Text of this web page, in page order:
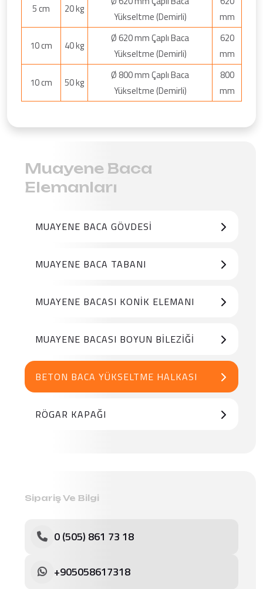
5 cm 20 kg
Yükseltme (Demirli)
mm
10 cm 40 kg
Ø 620 mm Çaplı Baca
Yükseltme (Demirli)
620
mm
10 cm 50 kg
Ø 800 mm Çaplı Baca
Yükseltme (Demirli)
800
mm
Muayene Baca
Elemanları
MUAYENE BACA GÖVDESI
MUAYENE BACA TABANI
MUAYENE BACASI KONIK ELEMANI
MUAYENE BACASI BOYUN BILEZIĞI
BETON BACA YÜKSELTME HALKASI
RÖGAR KAPAĞI
Sipariş Ve Bilgi
0 (505) 861 73 18
+905058617318